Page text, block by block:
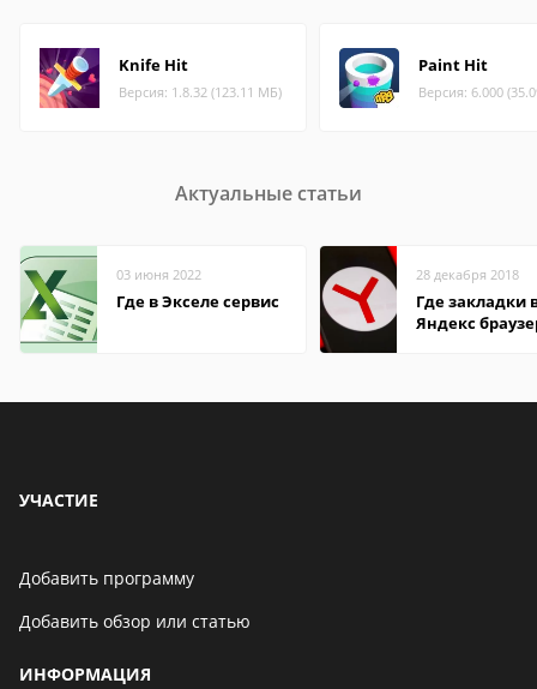
Knife Hit
Версия: 1.8.32 (123.11 МБ)
Paint Hit
Версия: 6.000
Актуальные статьи
03 июня 2022
Где в Экселе сервис
28 декабря 2018
Где закладки
Яндекс
УЧАСТИЕ
Добавить программу
Добавить обзор или статью
ИНФОРМАЦИЯ